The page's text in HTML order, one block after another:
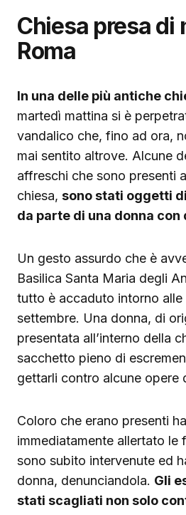
Chiesa presa di
Roma
In una delle più antiche
martedì mattina si è
vandalico che, fino ad ora,
mai sentito altrove. Alcune
affreschi che sono presenti
chiesa, sono stati oggetti
da parte di una donna con
Un gesto assurdo che è
Basilica Santa Maria degli
tutto è accaduto intorno alle
settembre. Una donna, di
presentata all’interno della
sacchetto pieno di
gettarli contro alcune opere
Coloro che erano presenti
immediatamente allertato le
sono subito intervenute ed
donna, denunciandola. Gli
stati scagliati non solo